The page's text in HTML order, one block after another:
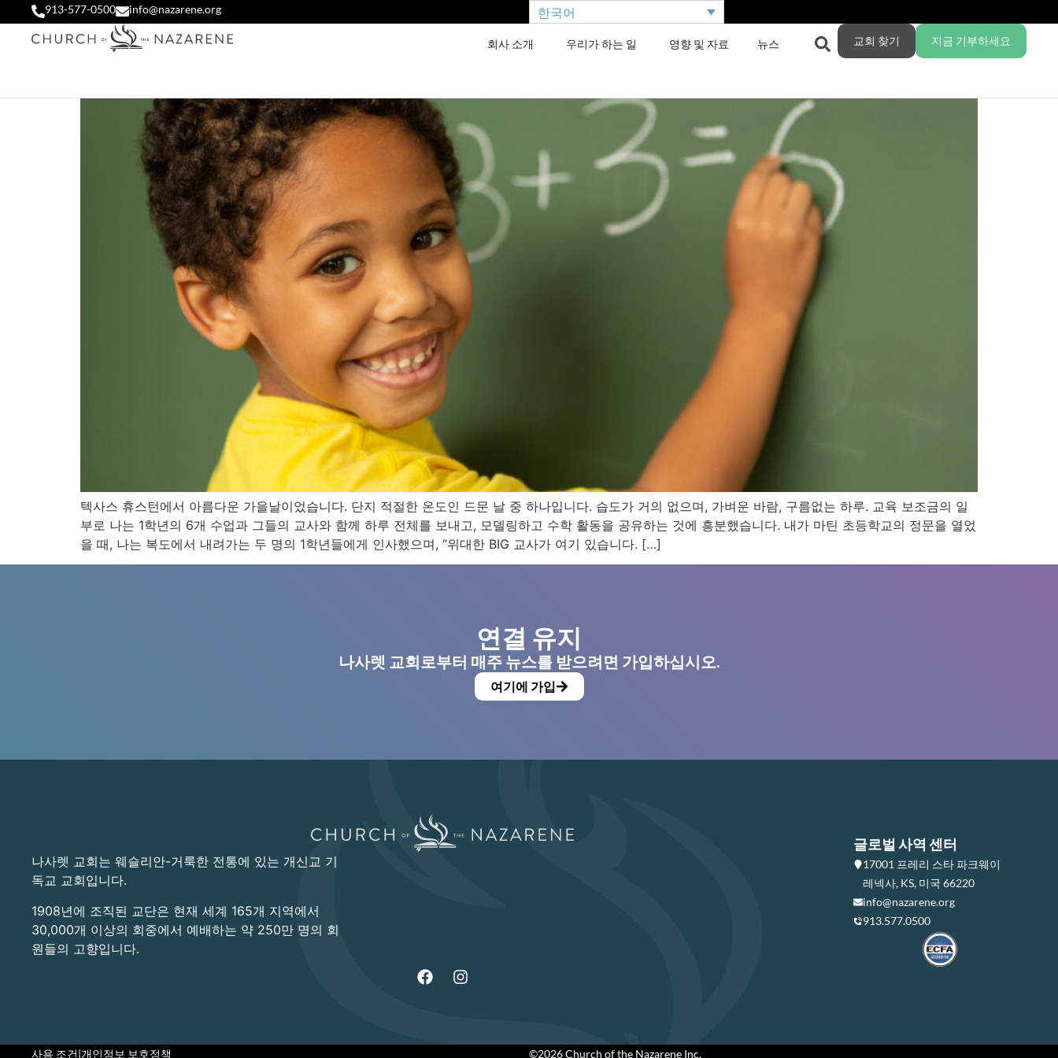
913-577-0500 info@nazarene.org 한국어
회사 소개 우리가 하는 일 영향 및 자료 뉴스 교회 찾기 지금 기부하세요
텍사스 휴스턴에서 아름다운 가을날이었습니다. 단지 적절한 온도인 드문 날 중 하나입니다. 습도가 거의 없으며, 가벼운 바람, 구름없는 하루. 교육 보조금의 일
부로 나는 1학년의 6개 수업과 그들의 교사와 함께 하루 전체를 보내고, 모델링하고 수학 활동을 공유하는 것에 흥분했습니다. 내가 마틴 초등학교의 정문을 열었
을 때, 나는 복도에서 내려가는 두 명의 1학년들에게 인사했으며, “위대한 BIG 교사가 여기 있습니다. […]
연결 유지
나사렛 교회로부터 매주 뉴스를 받으려면 가입하십시오.
여기에 가입
나사렛 교회는 웨슬리안-거룩한 전통에 있는 개신교 기
독교 교회입니다.
1908년에 조직된 교단은 현재 세계 165개 지역에서
30,000개 이상의 회중에서 예배하는 약 250만 명의 회
원들의 고향입니다.
글로벌 사역 센터
17001 프레리 스타 파크웨이
레넥사, KS, 미국 66220
info@nazarene.org
913.577.0500
사용 조건|개인정보 보호정책 ©2026 Church of the Nazarene Inc.